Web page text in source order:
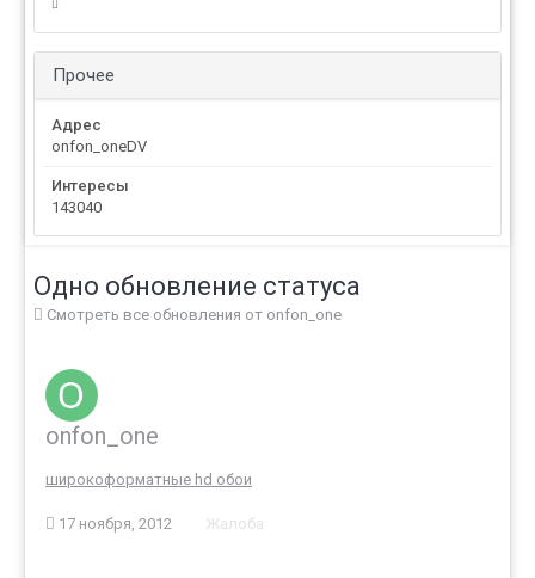
Прочее
Адрес
onfon_oneDV
Интересы
143040
Одно обновление статуса
Смотреть все обновления от onfon_one
onfon_one
широкоформатные hd обои
17 ноября, 2012 Жалоба